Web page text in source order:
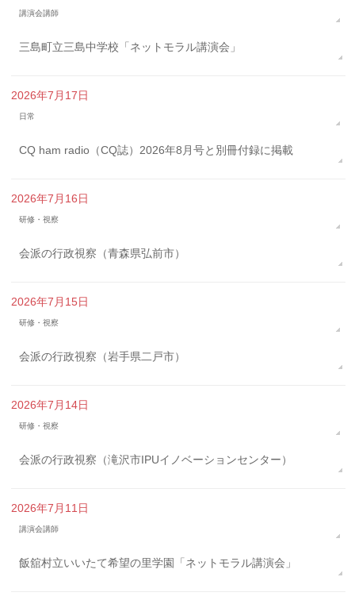
講演会講師
三島町立三島中学校「ネットモラル講演会」
2026年7月17日
日常
CQ ham radio（CQ誌）2026年8月号と別冊付録に掲載
2026年7月16日
研修・視察
会派の行政視察（青森県弘前市）
2026年7月15日
研修・視察
会派の行政視察（岩手県二戸市）
2026年7月14日
研修・視察
会派の行政視察（滝沢市IPUイノベーションセンター）
2026年7月11日
講演会講師
飯舘村立いいたて希望の里学園「ネットモラル講演会」